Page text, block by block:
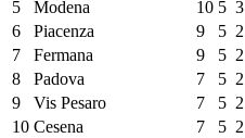
5
Modena 10 5 3
6
Piacenza 9 5 2
7
Fermana 9 5 2
8
Padova 7 5 2
9
Vis Pesaro 7 5 2
10 Cesena 7 5 2